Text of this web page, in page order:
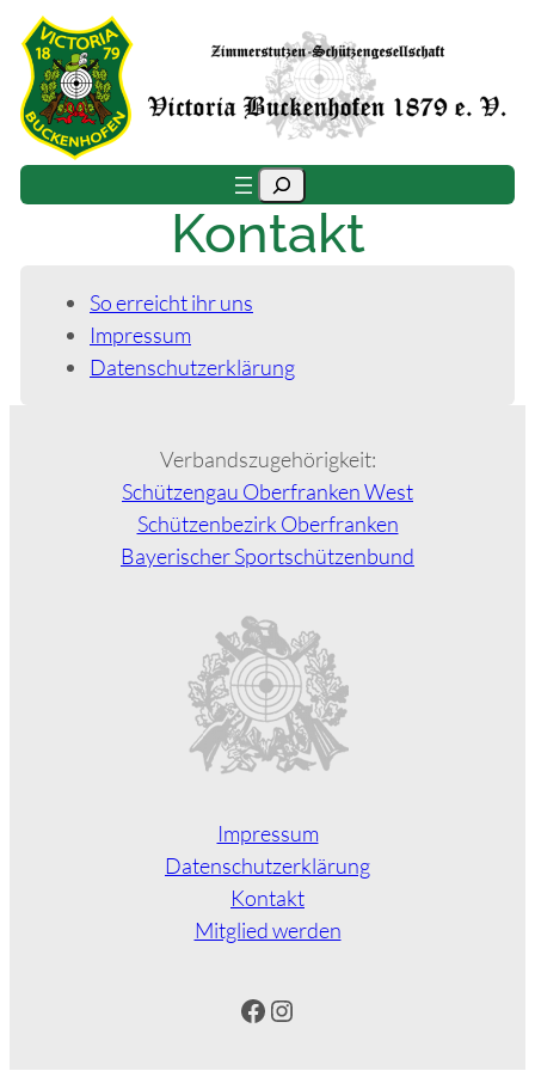
Zum
Inhalt
springen
Suchen
Kontakt
So erreicht ihr uns
Impressum
Datenschutzerklärung
Verbandszugehörigkeit:
Schützengau Oberfranken West
Schützenbezirk Oberfranken
Bayerischer Sportschützenbund
Impressum
Datenschutzerklärung
Kontakt
Mitglied werden
Facebook Instagram